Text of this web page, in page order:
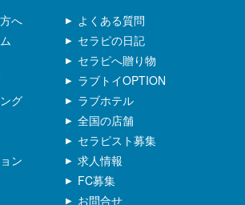
へ
ン
ラブホテル
全国の店舗
セラピスト募集
よくある質問
求人情報
グ
セラピの日記
FC募集
セラピへ贈り物
お問合せ
ラブトイOPTION